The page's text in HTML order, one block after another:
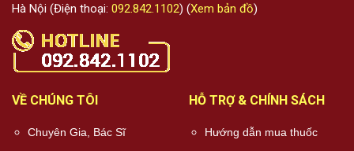
Hà Nội (Điện thoại: 092.842.1102) (Xem bản đồ)
VỀ CHÚNG TÔI
Chuyên Gia, Bác Sĩ
HỖ TRỢ & CHÍNH SÁCH
Hướng dẫn mua thuốc